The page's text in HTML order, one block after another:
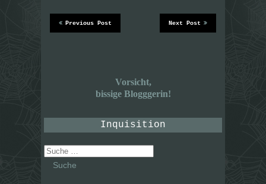
Next Post
Previous Post
Vorsicht,
bissige Blogggerin!
Inquisition
Suche
nach: